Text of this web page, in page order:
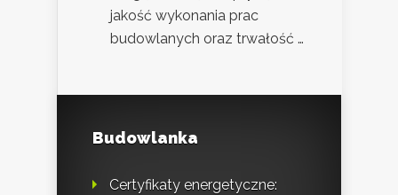
jakość wykonania prac
budowlanych oraz trwałość …
Budowlanka
Certyfikaty energetyczne: